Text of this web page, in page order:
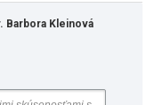
Barbora Kleinová